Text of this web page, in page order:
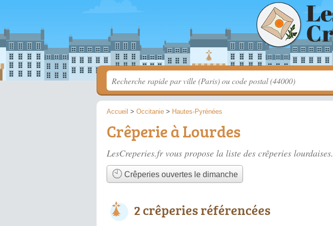
Accueil > Occitanie > Hautes-Pyrénées
Crêperie à Lourdes
LesCreperies.fr vous propose la liste des crêperies lourdaises.
Crêperies ouvertes le dimanche
2 crêperies référencées